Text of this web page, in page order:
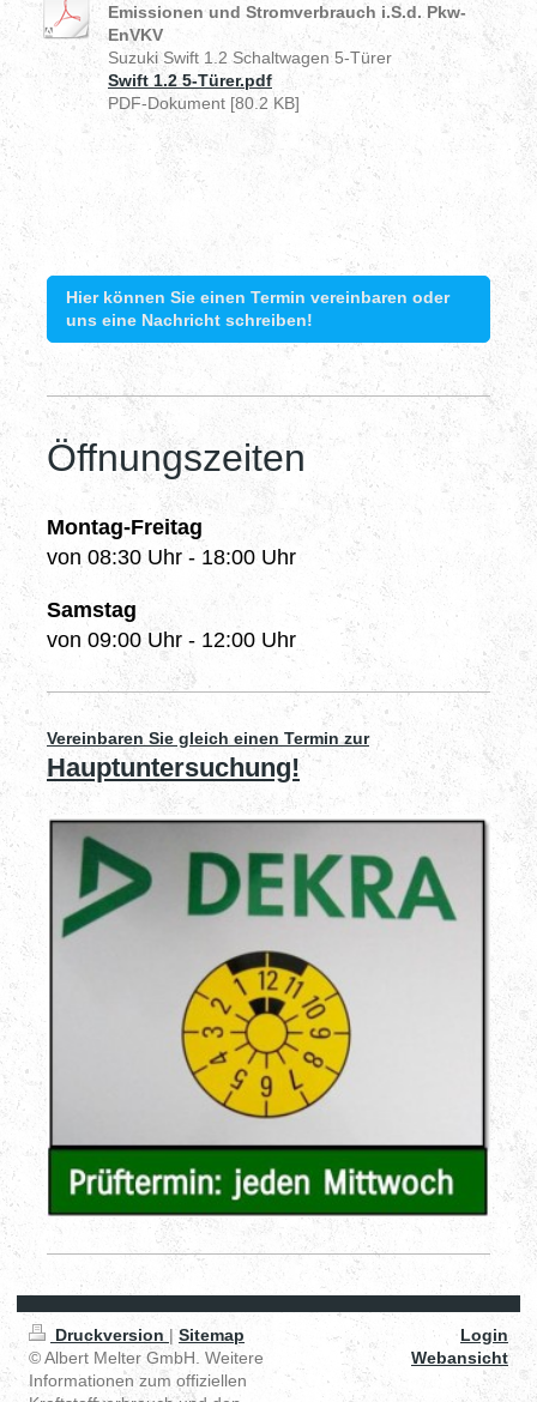
Emissionen und Stromverbrauch i.S.d. Pkw-
EnVKV
Suzuki Swift 1.2 Schaltwagen 5-Türer
Swift 1.2 5-Türer.pdf
PDF-Dokument [80.2 KB]
Hier können Sie einen Termin vereinbaren oder
uns eine Nachricht schreiben!
Öffnungszeiten
Montag-Freitag
von 08:30 Uhr - 18:00 Uhr
Samstag
von 09:00 Uhr - 12:00 Uhr
Vereinbaren Sie gleich einen Termin zur
Hauptuntersuchung!
Druckversion | Sitemap
© Albert Melter GmbH. Weitere
Informationen zum offiziellen
Login
Webansicht